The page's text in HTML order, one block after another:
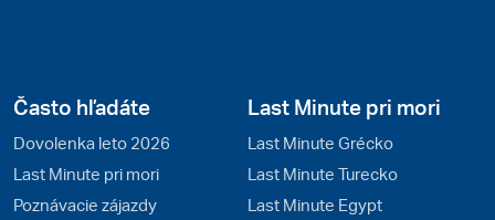
Často hľadáte
Dovolenka leto 2026
Last Minute pri mori
Poznávacie zájazdy
Last Minute pri mori
Last Minute Grécko
Last Minute Turecko
Last Minute Egypt